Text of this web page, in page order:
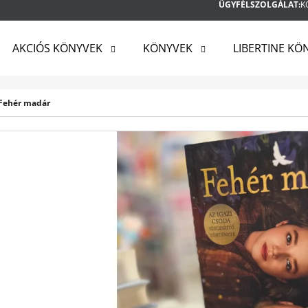
ÜGYFÉLSZOLGÁLAT:
AKCIÓS KÖNYVEK KÖNYVEK LIBERTINE
madár
KERESÉS
AJÁNLJUK